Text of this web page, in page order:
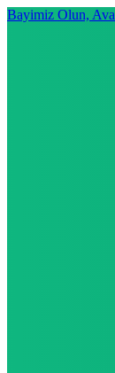
Bayimiz Olun,